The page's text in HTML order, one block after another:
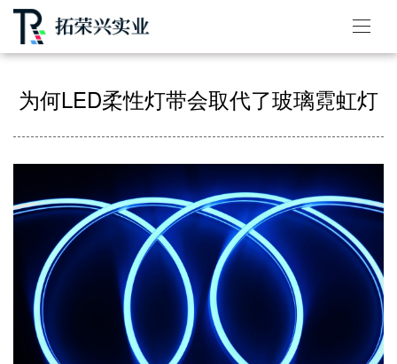
为何LED柔性灯带会取代了玻璃霓虹灯